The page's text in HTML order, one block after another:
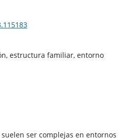
estructura familiar, entorno
ser complejas en entornos